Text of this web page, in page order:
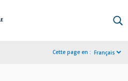
Cette page en : Français